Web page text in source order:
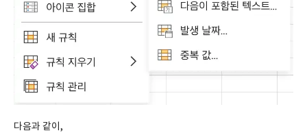
다음과 같이,